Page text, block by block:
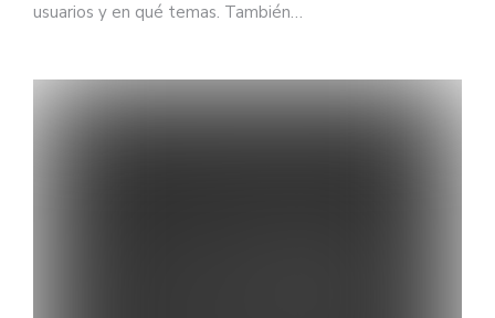
usuarios y en qué temas. También…